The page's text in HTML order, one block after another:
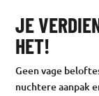
JE
HET!
Geen vage
nuchtere aanpak